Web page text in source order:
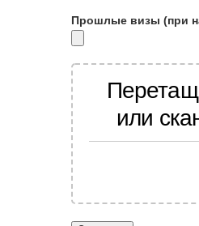
Прошлые визы (при
или